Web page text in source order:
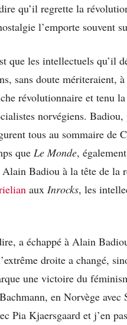
qu’il regrette la
l’emporte souvent
que les intellectuels qu’il
sans doute mériteraient,
révolutionnaire et tenu
norvégiens.
tous au sommaire de
que Le Monde,
Badiou à la tête de la
aux Inrocks, les
a échappé à Alain
droite a changé,
une victoire du
en Norvège
Pia Kjaersgaard et j’en